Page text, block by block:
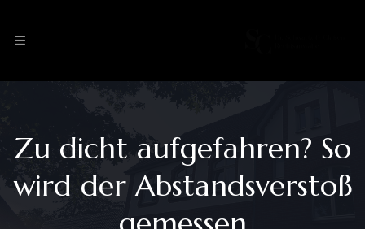
Zu dicht aufgefahren? So
wird der Abstandsverstoß